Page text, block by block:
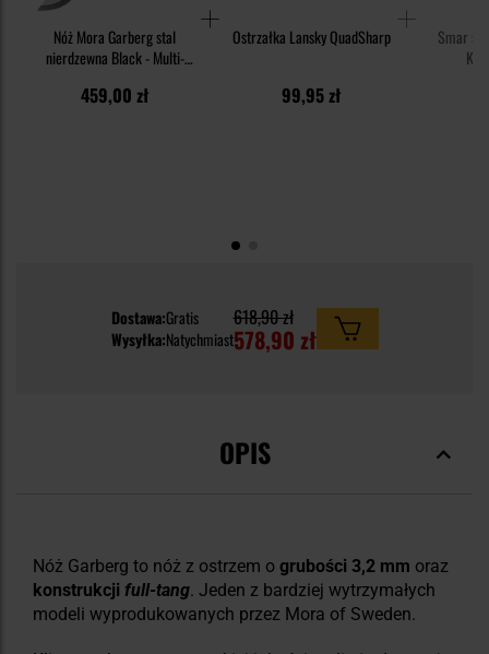
Nóż Mora Garberg stal
nierdzewna Black - Multi-
459,00 zł
Ostrzałka Lansky QuadSharp
99,95 zł
Smar
Dostawa:Gratis
Wysyłka:Natychmiast
618,90 zł
578,90 zł
OPIS
Nóż Garberg to nóż z ostrzem o grubości 3,2 mm oraz
konstrukcji full-tang. Jeden z bardziej wytrzymałych
modeli wyprodukowanych przez Mora of Sweden.